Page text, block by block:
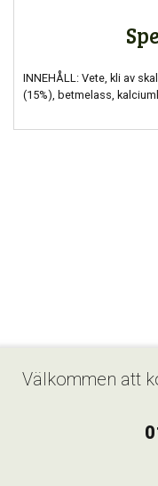
INNEHÅLL: Vete, kli av
(15%), betmelass,
Välkommen att